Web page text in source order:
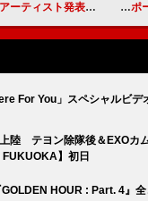
SET)／SOIL&"PIMP"SESSIONSらが出演 ZICO
For You」スペシャルビデ
陸 テヨン除隊後＆EXOカ
FUKUOKA】初日
HOUR : Part. 4』